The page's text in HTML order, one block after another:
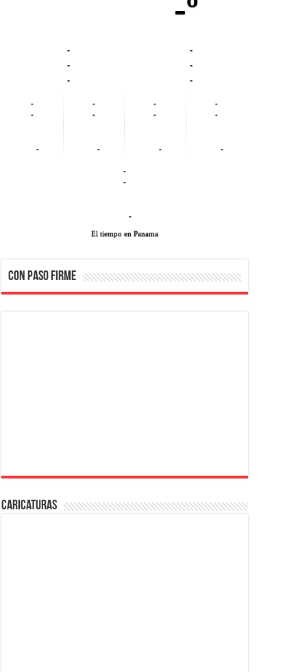
-º
-
-
-
-
-
-
-
-
-
-
-
-
-
-
-
-
-
-
-
-
-
El tiempo en Panama
CON PASO FIRME
Caricaturas